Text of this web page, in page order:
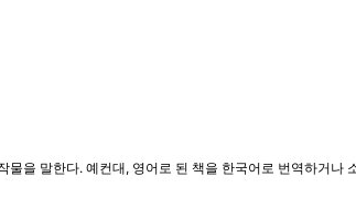
을 말한다. 예컨대, 영어로 된 책을 한국어로 번역하거나